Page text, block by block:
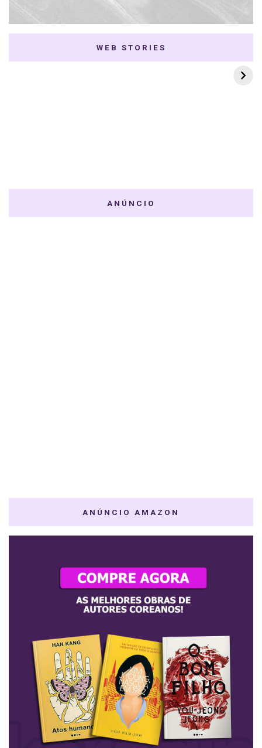
WEB STORIES
7 K-dramas Enemies
to Lovers
Thai Dramas com
First e Khaotung
ANÚNCIO
ANÚNCIO AMAZON